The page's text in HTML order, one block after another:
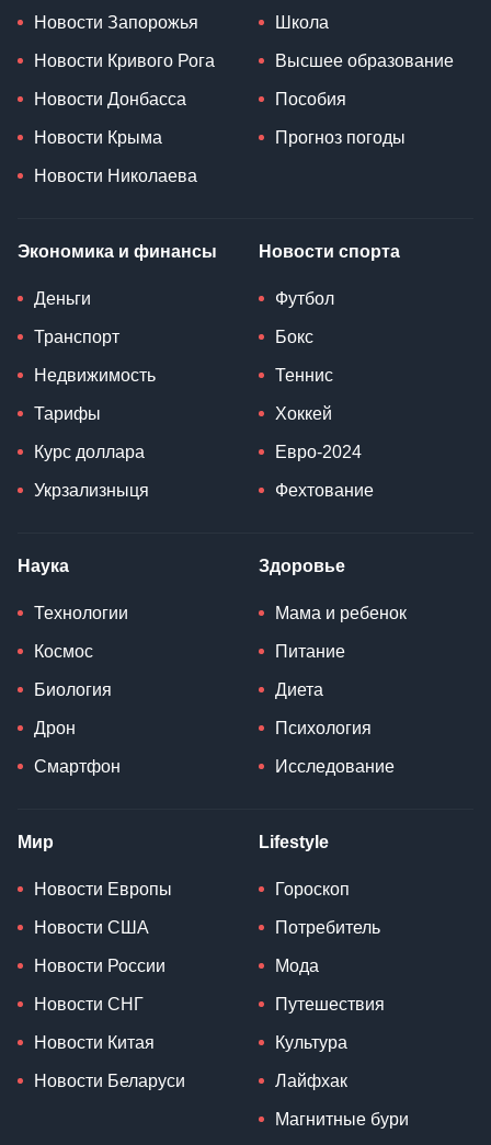
Новости Запорожья
Новости Кривого Рога
Новости Донбасса
Новости Крыма
Новости Николаева
Школа
Высшее образование
Пособия
Прогноз погоды
Экономика и финансы
Деньги
Транспорт
Недвижимость
Тарифы
Курс доллара
Укрзализныця
Новости спорта
Футбол
Бокс
Теннис
Хоккей
Евро-2024
Фехтование
Наука
Технологии
Космос
Биология
Дрон
Смартфон
Здоровье
Мама и ребенок
Питание
Диета
Психология
Исследование
Мир
Новости Европы
Новости США
Новости России
Новости СНГ
Новости Китая
Новости Беларуси
Lifestyle
Гороскоп
Потребитель
Мода
Путешествия
Культура
Лайфхак
Магнитные бури